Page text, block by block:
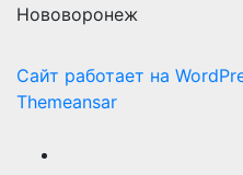
Нововоронеж
Сайт работает на
Themeansar